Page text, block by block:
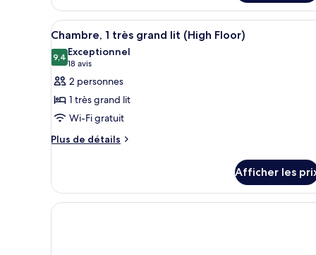
Chambre,
Plusieurs
lits
(High
Floor)
Afficher
toutes
les
photos
pour
ce
type
de
1
très
Une chambre d’hôtel avec
6
Chambre, 1 très grand lit (High Floor)
9,49,4 sur 10
Exceptionnel
18 avis
(18 avis)
2 personnes
1 très grand lit
Wi-Fi gratuit
Plus de détails
Plus
Chambre,
très
Afficher les